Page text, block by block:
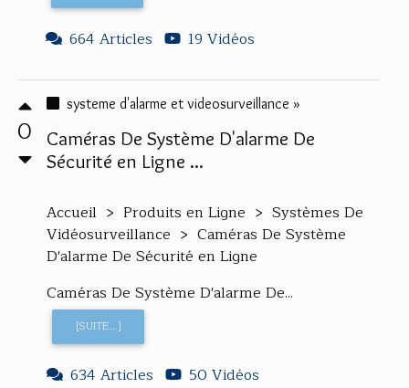
664 Articles 19 Vidéos
0
systeme d'alarme et videosurveillance »
Caméras De Système D'alarme De
Sécurité en Ligne ...
Accueil > Produits en Ligne > Systèmes De
Vidéosurveillance > Caméras De Système
D'alarme De Sécurité en Ligne
Caméras De Système D'alarme De...
[SUITE...]
634 Articles 50 Vidéos